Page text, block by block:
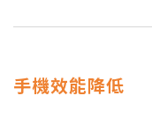
手機效能降低